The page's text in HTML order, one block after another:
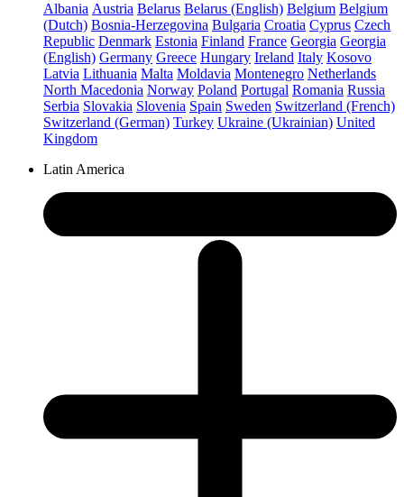
Albania Austria Belarus Belarus (English) Belgium Belgium
(Dutch) Bosnia-Herzegovina Bulgaria Croatia Cyprus Czech
Republic Denmark Estonia Finland France Georgia Georgia
(English) Germany Greece Hungary Ireland Italy Kosovo
Latvia Lithuania Malta Moldavia Montenegro Netherlands
North Macedonia Norway Poland Portugal Romania Russia
Serbia Slovakia Slovenia Spain Sweden Switzerland (French)
Switzerland (German) Turkey Ukraine (Ukrainian) United
Kingdom
Latin America